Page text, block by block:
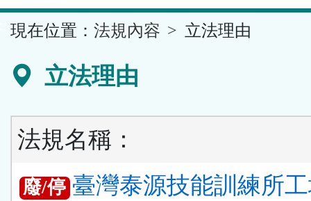
容
區
現在位置： 法規內容 立法理由
立法理由
法規名稱：
廢/停 臺灣泰源技能訓練所